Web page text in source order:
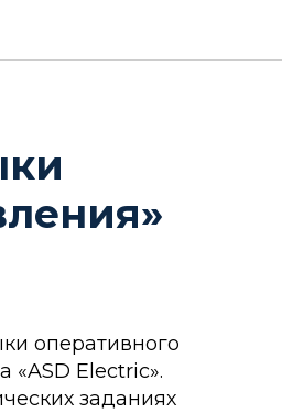
оперативного
«ASD Electric».
заданиях